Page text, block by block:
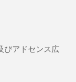
びアドセンス広